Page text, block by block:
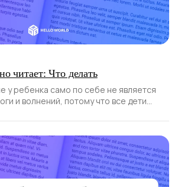
читает: Что делать
у ребенка само по себе не является
и волнений, потому что все дети
не сразу.